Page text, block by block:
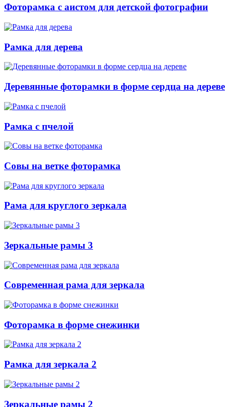
Фоторамка с аистом для детской фотографии
Рамка для дерева
Деревянные фоторамки в форме сердца на дереве
Рамка с пчелой
Совы на ветке фоторамка
Рама для круглого зеркала
Зеркальные рамы 3
Современная рама для зеркала
Фоторамка в форме снежинки
Рамка для зеркала 2
Зеркальные рамы 2